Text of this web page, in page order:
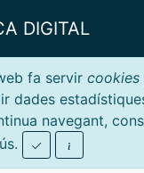
DIGITAL
fa servir cookies
dades
navegant,